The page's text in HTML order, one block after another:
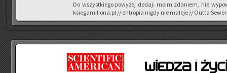
Do wszyst­kie­go po­wy­żej dodaj: moim zda­niem, nie
ksiegamiliona.pl // en­tro­pia nigdy nie ma­le­je // Outta